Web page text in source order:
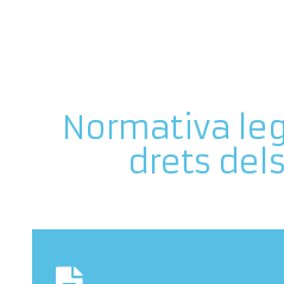
Normativa
drets